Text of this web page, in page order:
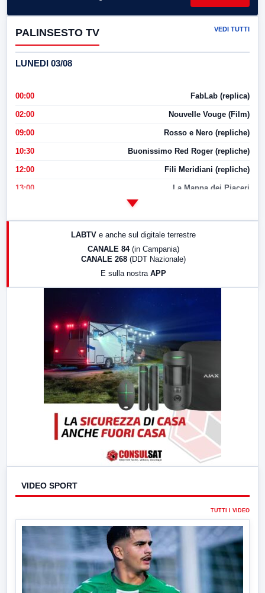
PALINSESTO TV VEDI TUTTI
LUNEDI 03/08
00:00 FabLab (replica)
02:00 Nouvelle Vouge (Film)
09:00 Rosso e Nero (repliche)
10:30 Buonissimo Red Roger (repliche)
12:00 Fili Meridiani (repliche)
13:00 La Mappa dei Piaceri
LABTV e anche sul digitale terrestre
CANALE 84 (in Campania)
CANALE 268 (DDT Nazionale)
E sulla nostra APP
VIDEO SPORT
TUTTI I VIDEO